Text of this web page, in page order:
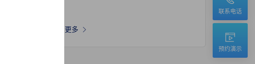
查看更多
联系电话
预约演示